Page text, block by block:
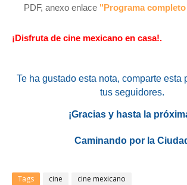
PDF, anexo enlace "Programa completo
¡Disfruta de cine mexicano en casa!.
Te ha gustado esta nota, comparte esta
tus seguidores.
¡Gracias y hasta la
Caminando por la
Tags cine cine mexicano